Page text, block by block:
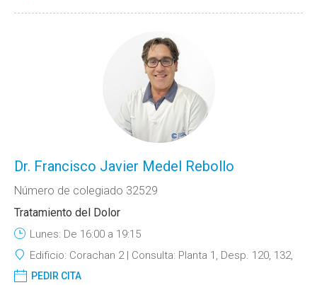
Dr. Francisco Javier Medel Rebollo
Número de colegiado 32529
Tratamiento del Dolor
Lunes: De 16:00 a 19:15
Edificio: Corachan 2 Consulta: Planta 1, Desp. 120, 132,
PEDIR CITA